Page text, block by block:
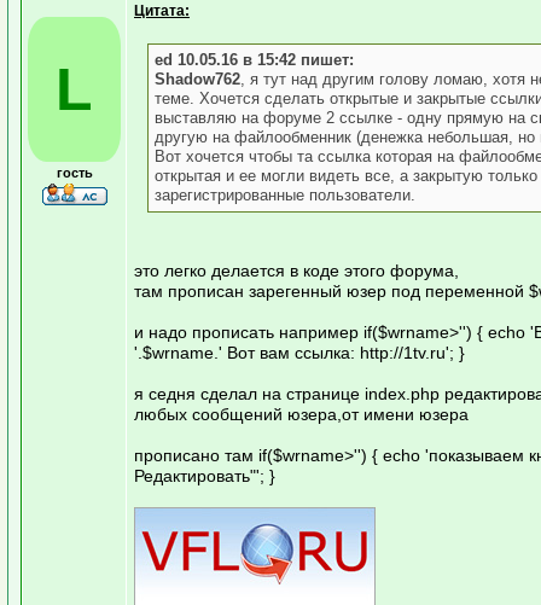
L
гость
Цитата:
ed 10.05.16 в 15:42 пишет:
Shadow762 , я тут над другим голову ломаю, хотя
теме. Хочется сделать открытые и закрытые
выставляю на форуме 2 ссылке - одну прямую на
другую на файлообменник (денежка небольшая, но
Вот хочется чтобы та ссылка которая на
открытая и ее могли видеть все, а закрытую только
зарегистрированные пользователи.
это легко делается в коде этого форума,
там прописан зарегенный юзер под переменной
и надо прописать например if($wrname>'') { echo
'.$wrname.' Вот вам ссылка: http://1tv.ru'; }
я седня сделал на странице index.php
любых сообщений юзера,от имени юзера
прописано там if($wrname>'') { echo 'показываем
Редактировать"'; }